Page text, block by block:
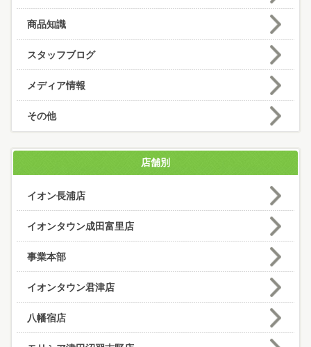
商品知識
スタッフブログ
メディア情報
その他
店舗別
イオン長浦店
イオンタウン成田富里店
事業本部
イオンタウン君津店
八幡宿店